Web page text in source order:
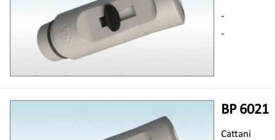
-
-
BP 6021
Cattani